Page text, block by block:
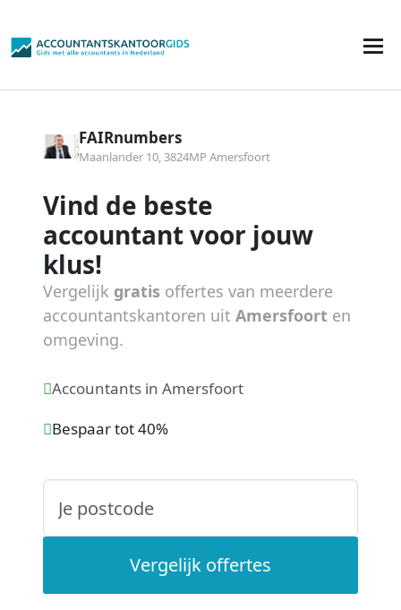
FAIRnumbers
Maanlander 10, 3824MP Amersfoort
Vind de beste
accountant voor jouw
klus!
Vergelijk gratis offertes van meerdere
accountantskantoren uit Amersfoort en
omgeving.
Accountants in Amersfoort
Bespaar tot 40%
Vergelijk offertes